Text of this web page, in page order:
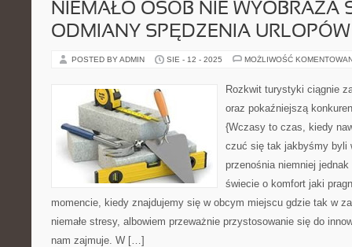
NIEMAŁO OSÓB NIE WYOBRAŻA
ODMIANY SPĘDZENIA URLOPÓW
POSTED BY ADMIN SIE - 12 - 2025 MOŻLIWOŚĆ
Rozkwit turystyki ciągnie
oraz pokaźniejszą
{Wczasy to czas, kiedy
czuć się tak jakbyśmy byli
przenośnia niemniej
świecie o komfort jaki
momencie, kiedy znajdujemy się w obcym miejscu gdzie tak w
niemałe stresy, albowiem przeważnie przystosowanie się do
nam zajmuje. W […]